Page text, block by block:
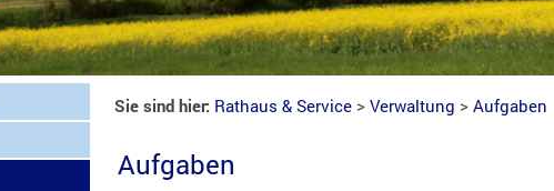
Sie sind hier: Rathaus & Service >Verwaltung >Aufgaben
Aufgaben